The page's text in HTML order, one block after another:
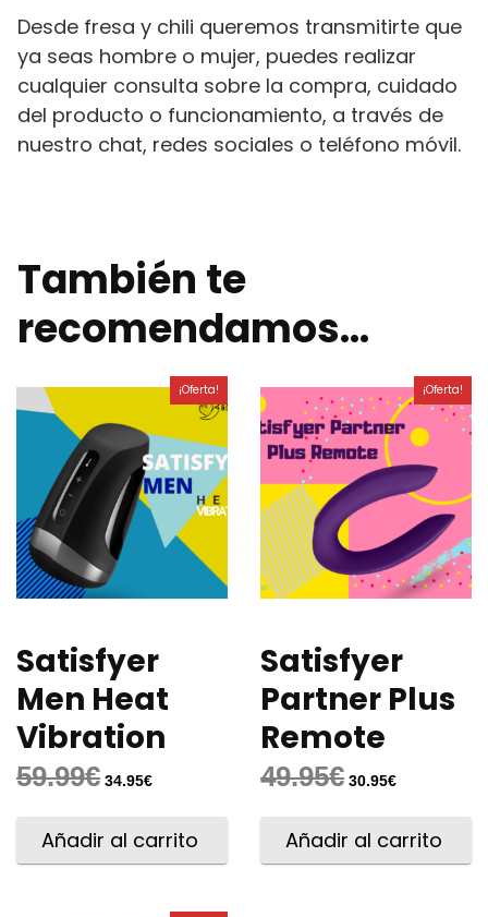
Desde fresa y chili queremos transmitirte que
ya seas hombre o mujer, puedes realizar
cualquier consulta sobre la compra, cuidado
del producto o funcionamiento, a través de
nuestro chat, redes sociales o teléfono móvil.
También te
recomendamos…
¡Oferta!
Satisfyer
Men Heat
Vibration
59.99€ 34.95€
Añadir al carrito
¡Oferta!
Satisfyer
Partner Plus
Remote
49.95€ 30.95€
Añadir al carrito